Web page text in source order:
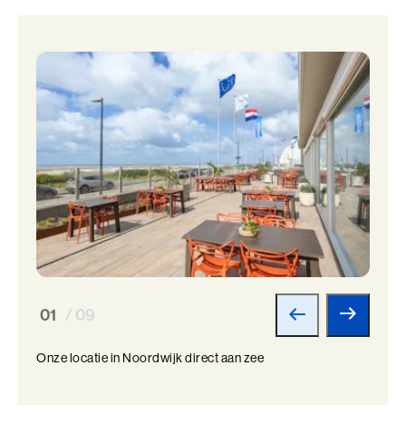
01 / 09
Onze locatie in Noordwijk direct aan zee